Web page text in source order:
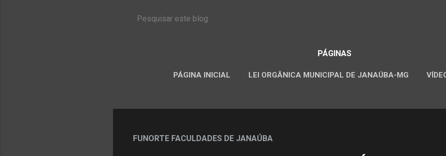
PÁGINAS
PÁGINA INICIAL LEI ORGÂNICA MUNICIPAL DE JANAÚBA-MG
FUNORTE FACULDADES DE JANAÚBA